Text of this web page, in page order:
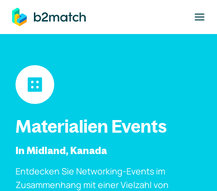
springen
Materialien Events
In Midland, Kanada
Entdecken Sie Networking-Events im
Zusammenhang mit einer Vielzahl von